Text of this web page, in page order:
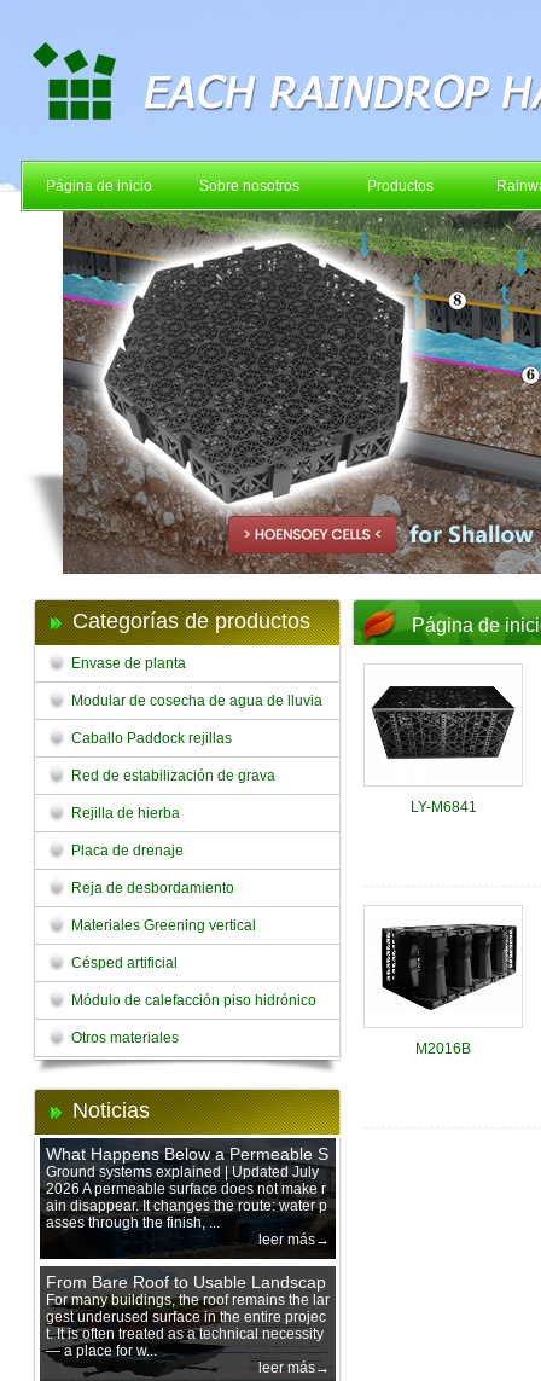
Página de inicio Sobre nosotros Productos
Categorías de productos
Envase de planta
Modular de cosecha de agua de lluvia
Caballo Paddock rejillas
Red de estabilización de grava
Rejilla de hierba
Placa de drenaje
Reja de desbordamiento
Materiales Greening vertical
Césped artificial
Módulo de calefacción piso hidrónico
Otros materiales
Noticias
What Happens Below a Permeable S
urface During Heavy Rain?
Ground systems explained | Updated July
2026 A permeable surface does not make r
ain disappear. It changes the route: water p
asses through the finish, ...
leer más→
From Bare Roof to Usable Landscap
e: Designing with 200 mm Green Ro
of Trays
For many buildings, the roof remains the lar
gest underused surface in the entire projec
t. It is often treated as a technical necessity
— a place for w...
leer más→
Página de
LY-M6841
M2016B